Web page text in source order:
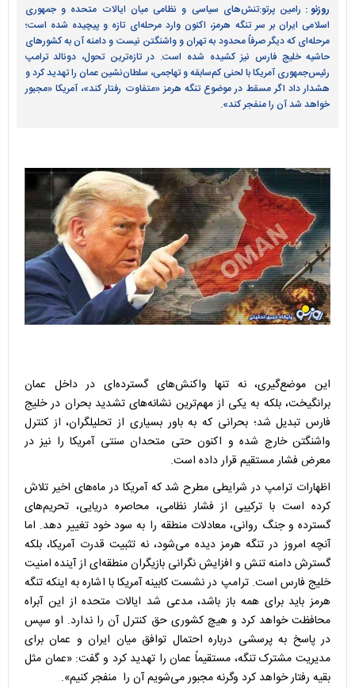
روزنو : رامین پرتو:تنش‌های سیاسی و نظامی میان ایالات متحده و جمهوری
اسلامی ایران بر سر تنگه هرمز، اکنون وارد مرحله‌ای تازه و پیچیده شده است؛
مرحله‌ای که دیگر صرفاً محدود به تهران و واشنگتن نیست و دامنه آن به کشورهای
حاشیه خلیج فارس نیز کشیده شده است. در تازه‌ترین تحول، دونالد ترامپ
رئیس‌جمهوری آمریکا با لحنی کم‌سابقه و تهاجمی، سلطان‌نشین عمان را تهدید کرد و
هشدار داد اگر مسقط در موضوع تنگه هرمز «متفاوت رفتار کند»، آمریکا «مجبور
خواهد شد آن را منفجر کند».
این موضع‌گیری، نه تنها واکنش‌های گسترده‌ای در داخل عمان
برانگیخت، بلکه به یکی از مهم‌ترین نشانه‌های تشدید بحران در خلیج
فارس تبدیل شد؛ بحرانی که به باور بسیاری از تحلیلگران، از کنترل
واشنگتن خارج شده و اکنون حتی متحدان سنتی آمریکا را نیز در
معرض فشار مستقیم قرار داده است.
اظهارات ترامپ در شرایطی مطرح شد که آمریکا در ماه‌های اخیر تلاش
کرده است با ترکیبی از فشار نظامی، محاصره دریایی، تحریم‌های
گسترده و جنگ روانی، معادلات منطقه را به سود خود تغییر دهد. اما
آنچه امروز در تنگه هرمز دیده می‌شود، نه تثبیت قدرت آمریکا، بلکه
گسترش دامنه تنش و افزایش نگرانی بازیگران منطقه‌ای از آینده امنیت
خلیج فارس است. ترامپ در نشست کابینه آمریکا با اشاره به اینکه تنگه
هرمز باید برای همه باز باشد، مدعی شد ایالات متحده از این آبراه
محافظت خواهد کرد و هیچ کشوری حق کنترل آن را ندارد. او سپس
در پاسخ به پرسشی درباره احتمال توافق میان ایران و عمان برای
مدیریت مشترک تنگه، مستقیماً عمان را تهدید کرد و گفت: «عمان مثل
بقیه رفتار خواهد کرد وگرنه مجبور می‌شویم آن را منفجر کنیم».